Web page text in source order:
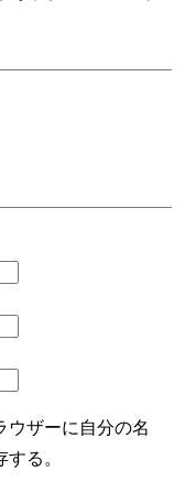
ウザーに自分の名
る。